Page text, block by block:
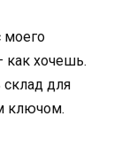
моего
как хочешь.
для
ключом.